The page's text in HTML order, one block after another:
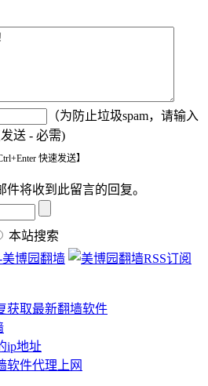
（为防止垃圾spam，请输入
送 - 必需)
快速发送】
将收到此留言的回复。
本站搜索
获取最新翻墙软件
ip地址
软件代理上网